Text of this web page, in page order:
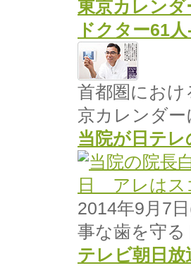
東京カレン
ドクター61
首都圏にお
京カレンダ
当院が日テ
2014年9月7
事な歯を守
テレビ朝日